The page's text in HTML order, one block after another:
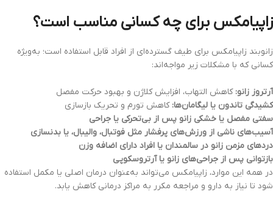
زاپیامکس برای چه کسانی مناسب است؟
زانوبند زاپیامکس برای طیف گسترده‌ای از افراد قابل استفاده است؛ به‌ویژه
کسانی که با مشکلات زیر مواجه‌اند:
آرتروز زانو: کاهش التهاب، افزایش کلاژن و بهبود حرکت مفصل
کشیدگی تاندون یا لیگامان‌ها: کاهش تورم و تحریک بازسازی
سفتی مفصل یا خشکی زانو پس از بی‌تحرکی یا جراحی
آسیب‌های ناشی از ورزش‌های پرفشار مثل فوتبال، والیبال، یا بدنسازی
دردهای مزمن زانو در سالمندان یا افراد دارای اضافه وزن
بازتوانی پس از جراحی‌های زانو یا آرتروسکوپی
در همه این موارد، زاپیامکس می‌تواند به‌عنوان درمان اصلی یا مکمل استفاده
شود تا نیاز به دارو و مراجعه مکرر به مراکز درمانی کاهش یابد.